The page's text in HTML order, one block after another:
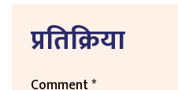
प्रतिक्रिया
Comment*